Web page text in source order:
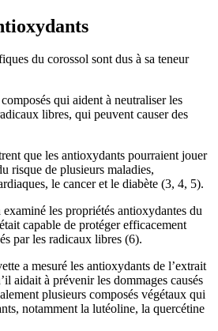
du corossol sont dus à sa teneur
qui aident à neutraliser les
libres, qui peuvent causer des
que les antioxydants pourraient jouer
risque de plusieurs maladies,
le cancer et le diabète (3, 4, 5).
les propriétés antioxydantes du
capable de protéger efficacement
par les radicaux libres (6).
a mesuré les antioxydants de l’extrait
aidait à prévenir les dommages causés
plusieurs composés végétaux qui
notamment la lutéoline, la quercétine